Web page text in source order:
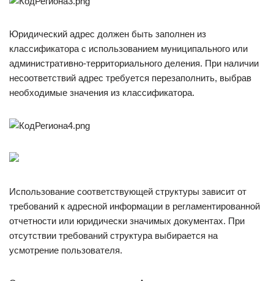
Юридический адрес должен быть заполнен из
классификатора с использованием муниципального или
административно-территориального деления. При наличии
несоответствий адрес требуется перезаполнить, выбрав
необходимые значения из классификатора.
Использование соответствующей структуры зависит от
требований к адресной информации в регламентированной
отчетности или юридически значимых документах. При
отсутствии требований структура выбирается на
усмотрение пользователя.